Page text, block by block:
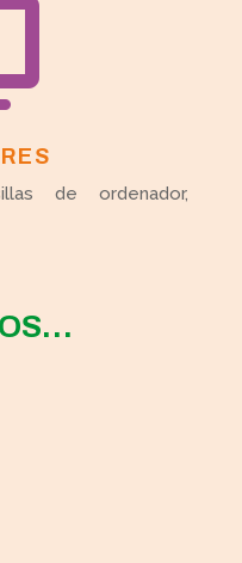
de ordenador,